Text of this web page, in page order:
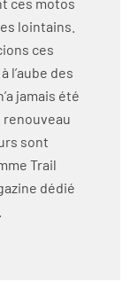
lointains.
ces
l’aube des
jamais été
renouveau
sont
Trail
dédié